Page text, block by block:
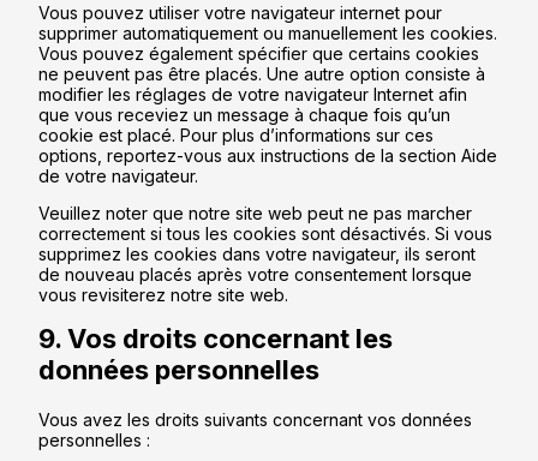
Vous pouvez utiliser votre navigateur internet pour
supprimer automatiquement ou manuellement les cookies.
Vous pouvez également spécifier que certains cookies
ne peuvent pas être placés. Une autre option consiste à
modifier les réglages de votre navigateur Internet afin
que vous receviez un message à chaque fois qu’un
cookie est placé. Pour plus d’informations sur ces
options, reportez-vous aux instructions de la section Aide
de votre navigateur.
Veuillez noter que notre site web peut ne pas marcher
correctement si tous les cookies sont désactivés. Si vous
supprimez les cookies dans votre navigateur, ils seront
de nouveau placés après votre consentement lorsque
vous revisiterez notre site web.
9. Vos droits concernant les
données personnelles
Vous avez les droits suivants concernant vos données
personnelles :